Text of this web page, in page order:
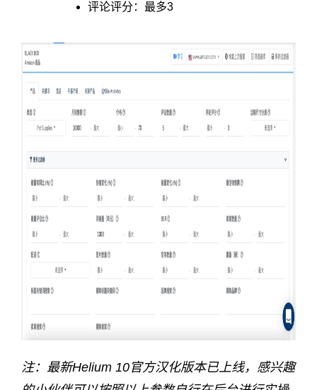
评论评分：最多3
注：最新Helium 10官方汉化版本已上线， 感兴趣